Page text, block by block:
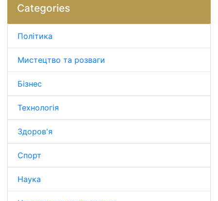
Categories
Політика
Мистецтво та розваги
Бізнес
Технологія
Здоров'я
Спорт
Наука